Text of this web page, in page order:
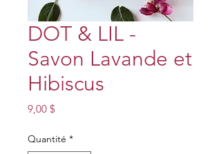
DOT & LIL -
Savon Lavande et
Hibiscus
9,00 $
Quantité *